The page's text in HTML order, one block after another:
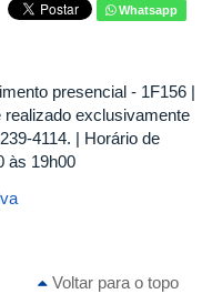
Whatsapp
presencial - 1F156 |
exclusivamente
4114. | Horário de
às 19h00
Voltar para o topo